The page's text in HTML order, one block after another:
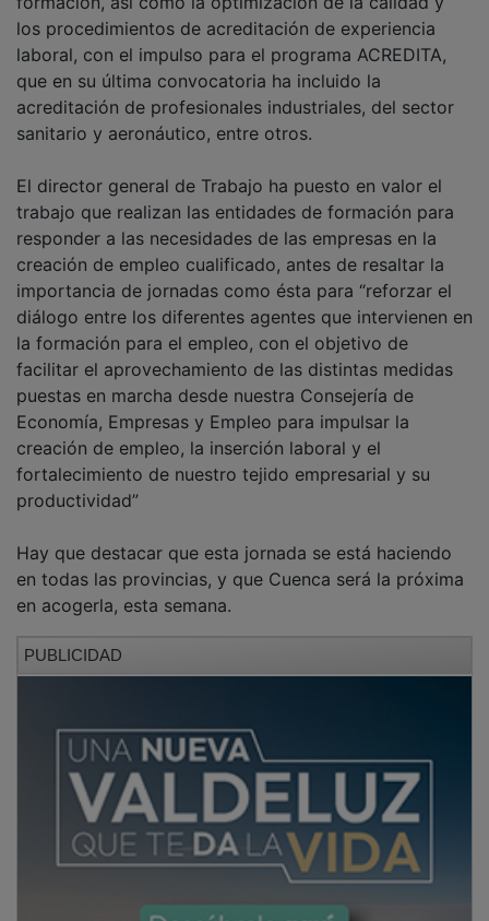
los procedimientos de acreditación de experiencia
laboral, con el impulso para el programa ACREDITA,
que en su última convocatoria ha incluido la
acreditación de profesionales industriales, del sector
sanitario y aeronáutico, entre otros.
trabajo que realizan las entidades de formación para
responder a las necesidades de las empresas en la
creación de empleo cualificado, antes de resaltar la
importancia de jornadas como ésta para “reforzar el
diálogo entre los diferentes agentes que intervienen en
la formación para el empleo, con el objetivo de
facilitar el aprovechamiento de las distintas medidas
puestas en marcha desde nuestra Consejería de
Economía, Empresas y Empleo para impulsar la
creación de empleo, la inserción laboral y el
fortalecimiento de nuestro tejido empresarial y su
productividad”
en todas las provincias, y que Cuenca será la próxima
en acogerla, esta semana.